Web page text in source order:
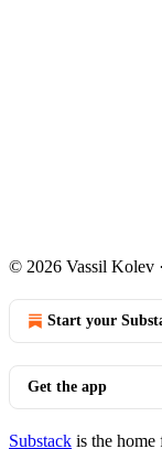
© 2026 Vassil Kolev ·
Start your
Get the app
Substack is the home